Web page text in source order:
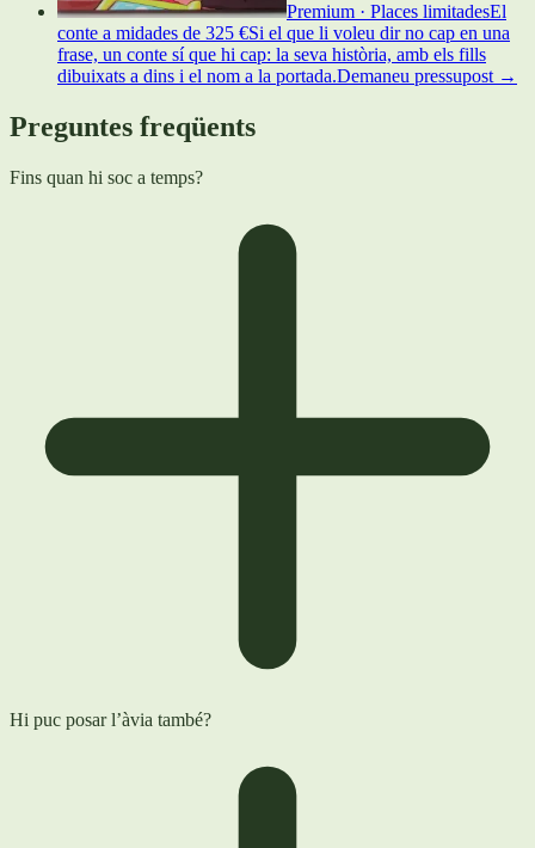
Premium · Places limitadesEl
conte a midades de 325 €Si el que li voleu dir no cap en una
frase, un conte sí que hi cap: la seva història, amb els fills
dibuixats a dins i el nom a la portada.Demaneu pressupost →
Preguntes freqüents
Fins quan hi soc a temps?
Hi puc posar l’àvia també?